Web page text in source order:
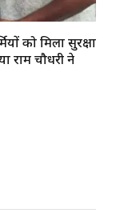
को मिला सुरक्षा
राम चौधरी ने